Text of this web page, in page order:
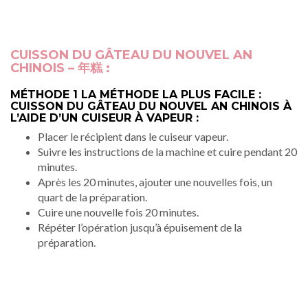
CUISSON DU GÂTEAU DU NOUVEL AN
CHINOIS – 年糕 :
MÉTHODE 1 LA MÉTHODE LA PLUS FACILE :
CUISSON DU GÂTEAU DU NOUVEL AN CHINOIS À
L’AIDE D’UN CUISEUR À VAPEUR :
Placer le récipient dans le cuiseur vapeur.
Suivre les instructions de la machine et cuire pendant 20
minutes.
Après les 20 minutes, ajouter une nouvelles fois, un
quart de la préparation.
Cuire une nouvelle fois 20 minutes.
Répéter l’opération jusqu’à épuisement de la
préparation.